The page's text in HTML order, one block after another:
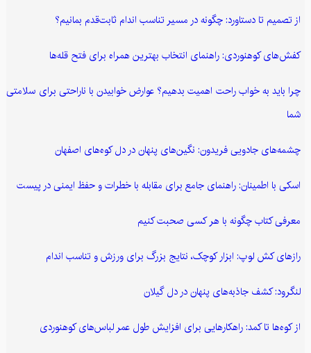
از تصمیم تا دستاورد: چگونه در مسیر تناسب اندام ثابت‌قدم بمانیم؟
کفش‌های کوهنوردی: راهنمای انتخاب بهترین همراه برای فتح قله‌ها
چرا باید به خواب راحت اهمیت بدهیم؟ عوارض خوابیدن با ناراحتی برای سلامتی
شما
چشمه‌های جادویی فریدون: نگین‌های پنهان در دل کوه‌های اصفهان
اسکی با اطمینان: راهنمای جامع برای مقابله با خطرات و حفظ ایمنی در پیست
معرفی کتاب چگونه با هر کسی صحبت کنیم
رازهای کش لوپ: ابزار کوچک، نتایج بزرگ برای ورزش و تناسب اندام
لنگرود: کشف جاذبه‌های پنهان در دل گیلان
از کوه‌ها تا کمد: راهکارهایی برای افزایش طول عمر لباس‌های کوهنوردی